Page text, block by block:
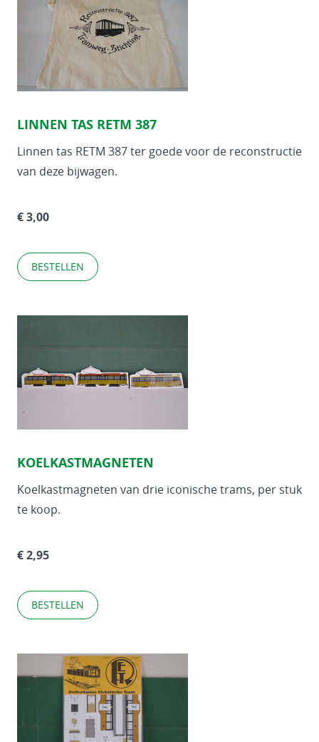
LINNEN TAS RETM 387
Linnen tas RETM 387 ter goede voor de reconstructie
van deze bijwagen.
€ 3,00
BESTELLEN
KOELKASTMAGNETEN
Koelkastmagneten van drie iconische trams, per stuk
te koop.
€ 2,95
BESTELLEN